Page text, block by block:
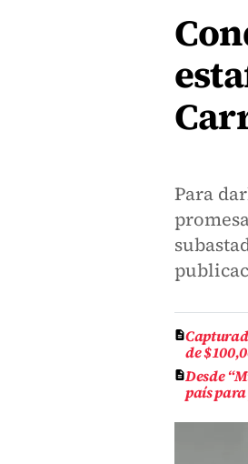
Para
de
Desde
país